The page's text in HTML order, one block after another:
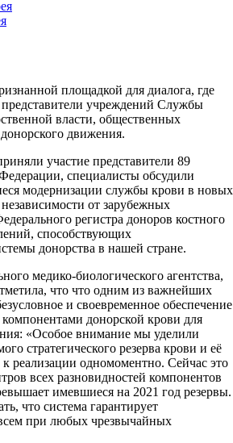
площадкой для диалога, где
представители учреждений Службы
власти, общественных
движения.
участие представители 89
специалисты обсудили
модернизации службы крови в новых
от зарубежных
регистра доноров костного
способствующих
донорства в нашей стране.
медико-биологического агентства,
что что одним из важнейших
и своевременное обеспечение
донорской крови для
«Особое внимание мы уделили
стратегического резерва крови и её
реализации одномоментно. Сейчас это
всех разновидностей компонентов
имевшиеся на 2021 год резервы.
что система гарантирует
при любых чрезвычайных